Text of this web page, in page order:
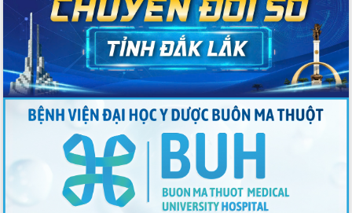
Đoàn đại biểu Quốc hội tỉnh Đắk Lắk
trao đổi thông tin trước Kỳ họp thứ
nhất, Quốc hội khóa XVI
Quyết liệt cải cách hành chính, khơi
thông nguồn lực phát triển
Nâng cao hiệu lực, hiệu quả HĐND
tỉnh thông qua hiện đại hóa hành chính
Xã Ea Phê gắn cải cách hành chính với
chuyển đổi số
Phó Chủ tịch Thường trực UBND tỉnh
Hồ Thị Nguyên Thảo làm việc tại Trung
tâm Phục vụ hành chính công xã Ea